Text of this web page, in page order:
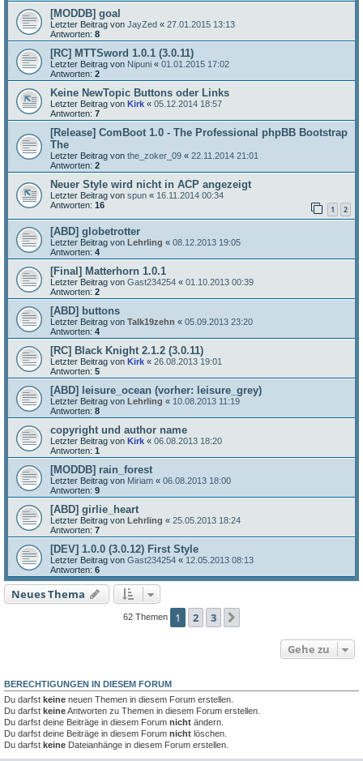
[MODDB] goal
Letzter Beitrag von JayZed « 27.01.2015 13:13
Antworten: 8
[RC] MTTSword 1.0.1 (3.0.11)
Letzter Beitrag von Nipuni « 01.01.2015 17:02
Antworten: 2
Keine NewTopic Buttons oder Links
Letzter Beitrag von Kirk « 05.12.2014 18:57
Antworten: 7
[Release] ComBoot 1.0 - The Professional phpBB Bootstrap
The
Letzter Beitrag von the_zoker_09 « 22.11.2014 21:01
Antworten: 2
Neuer Style wird nicht in ACP angezeigt
Letzter Beitrag von spun « 16.11.2014 00:34
Antworten: 16 1 2
[ABD] globetrotter
Letzter Beitrag von Lehrling « 08.12.2013 19:05
Antworten: 4
[Final] Matterhorn 1.0.1
Letzter Beitrag von Gast234254 « 01.10.2013 00:39
Antworten: 2
[ABD] buttons
Letzter Beitrag von Talk19zehn « 05.09.2013 23:20
Antworten: 4
[RC] Black Knight 2.1.2 (3.0.11)
Letzter Beitrag von Kirk « 26.08.2013 19:01
Antworten: 5
[ABD] leisure_ocean (vorher: leisure_grey)
Letzter Beitrag von Lehrling « 10.08.2013 11:19
Antworten: 8
copyright und author name
Letzter Beitrag von Kirk « 06.08.2013 18:20
Antworten: 1
[MODDB] rain_forest
Letzter Beitrag von Miriam « 06.08.2013 18:00
Antworten: 9
[ABD] girlie_heart
Letzter Beitrag von Lehrling « 25.05.2013 18:24
Antworten: 7
[DEV] 1.0.0 (3.0.12) First Style
Letzter Beitrag von Gast234254 « 12.05.2013 08:13
Antworten: 6
Neues Thema
62 Themen 1 2 3
Gehe zu
BERECHTIGUNGEN IN DIESEM FORUM
Du darfst keine neuen Themen in diesem Forum erstellen.
Du darfst keineAntworten zu Themen in diesem Forum erstellen.
Du darfst deine Beiträge in diesem Forum nicht ändern.
Du darfst deine Beiträge in diesem Forum nicht löschen.
Du darfst keine Dateianhänge in diesem Forum erstellen.